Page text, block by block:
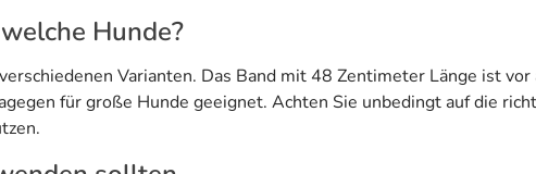
Hunde?
Varianten. Das Band mit 48 Zentimeter Länge ist
für große Hunde geeignet. Achten Sie unbedingt auf die